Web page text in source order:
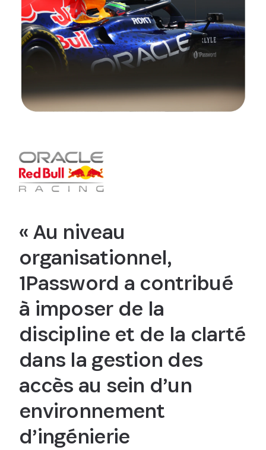
« Au niveau
organisationnel,
1Password a contribué
à imposer de la
discipline et de la clarté
dans la gestion des
accès au sein d’un
environnement
d’ingénierie